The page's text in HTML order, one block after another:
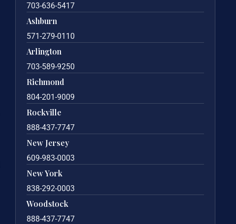
703-636-5417
Ashburn
571-279-0110
Arlington
703-589-9250
Richmond
804-201-9009
Rockville
888-437-7747
New Jersey
609-983-0003
New York
838-292-0003
Woodstock
888-437-7747